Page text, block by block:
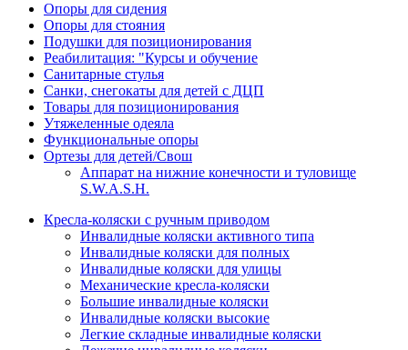
Опоры для сидения
Опоры для стояния
Подушки для позиционирования
Реабилитация: "Курсы и обучение
Санитарные стулья
Санки, снегокаты для детей с ДЦП
Товары для позиционирования
Утяжеленные одеяла
Функциональные опоры
Ортезы для детей/Свош
Аппарат на нижние конечности и туловище
S.W.A.S.H.
Кресла-коляски с ручным приводом
Инвалидные коляски активного типа
Инвалидные коляски для полных
Инвалидные коляски для улицы
Механические кресла-коляски
Большие инвалидные коляски
Инвалидные коляски высокие
Легкие складные инвалидные коляски